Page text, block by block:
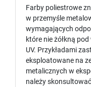
Farby poliestrowe
w przemyśle
wymagających
które nie żółkną
UV. Przykładami
eksploatowane na
metalicznych w
należy